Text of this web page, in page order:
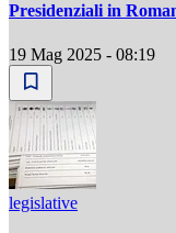
Presidenziali in
19 Mag 2025 - 08:19
legislative